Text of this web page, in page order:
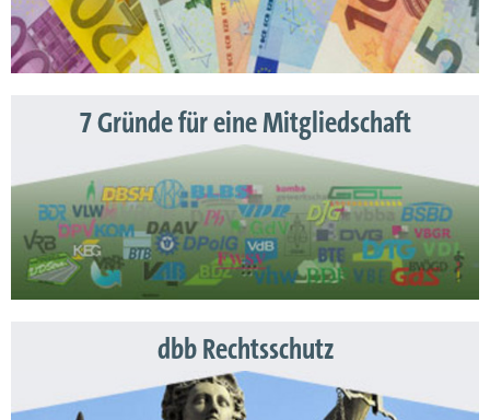
7 Gründe für eine Mitgliedschaft
dbb Rechtsschutz